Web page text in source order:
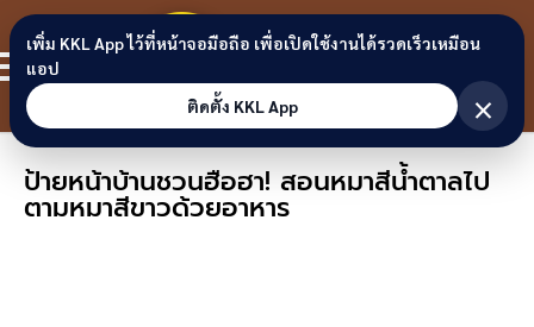
Skip to content
ขอนแก่น
ลิงก์
ป้ายหน้าบ้านชวนฮือฮา! สอนหมาสีน้ำตาลไป
ตามหมาสีขาวด้วยอาหาร
เพิ่ม KKL App ไว้ที่หน้าจอมือถือ เพื่อเปิดใช้งานได้รวดเร็วเหมือน
แอป
ติดตั้ง KKL App
×